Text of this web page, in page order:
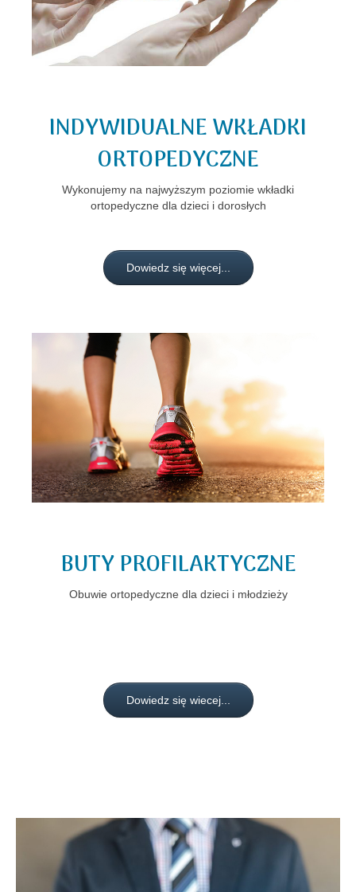
INDYWIDUALNE WKŁADKI
ORTOPEDYCZNE
Wykonujemy na najwyższym poziomie wkładki
ortopedyczne dla dzieci i dorosłych
Dowiedz się więcej...
BUTY PROFILAKTYCZNE
Obuwie ortopedyczne dla dzieci i młodzieży
Dowiedz się wiecej...